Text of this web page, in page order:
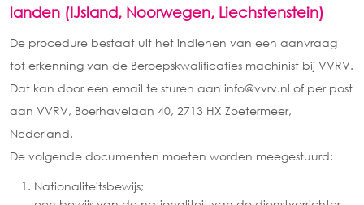
landen (IJsland, Noorwegen, Liechstenstein)
De procedure bestaat uit het indienen van een aanvraag
tot erkenning van de Beroepskwalificaties machinist bij VVRV.
Dat kan door een email te sturen aan info@vvrv.nl of per post
aan VVRV, Boerhavelaan 40, 2713 HX Zoetermeer,
Nederland.
De volgende documenten moeten worden meegestuurd:
Nationaliteitsbewijs;